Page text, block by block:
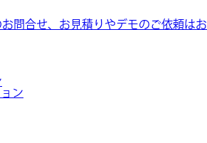
問合せ、お見積りやデモのご依頼は
ン